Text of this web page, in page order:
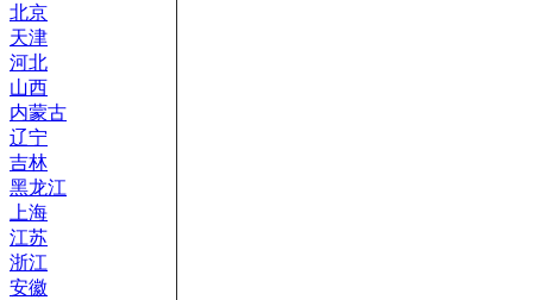
北京
天津
河北
山西
内蒙古
辽宁
吉林
黑龙江
上海
江苏
浙江
安徽